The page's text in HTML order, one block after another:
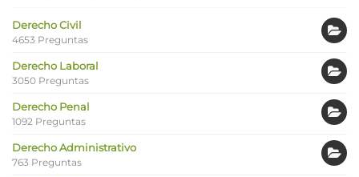
Derecho Civil
4653 Preguntas
Derecho Laboral
3050 Preguntas
Derecho Penal
1092 Preguntas
Derecho Administrativo
763 Preguntas